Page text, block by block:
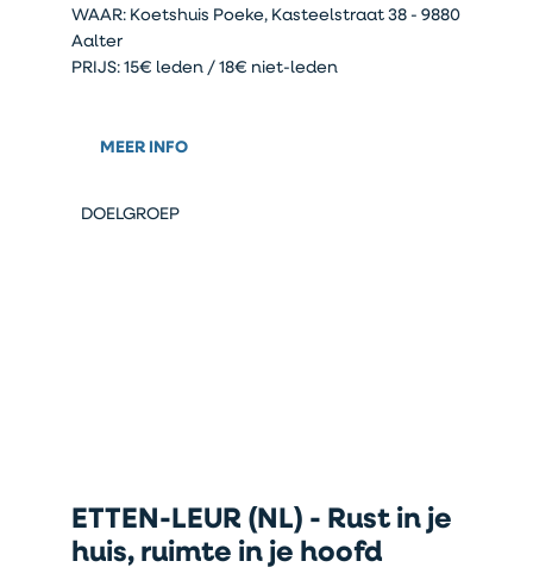
WAAR: Koetshuis Poeke, Kasteelstraat 38 - 9880
Aalter
PRIJS: 15€ leden / 18€ niet-leden
MEER INFO
DOELGROEP
ETTEN-LEUR (NL) - Rust in je
huis, ruimte in je hoofd